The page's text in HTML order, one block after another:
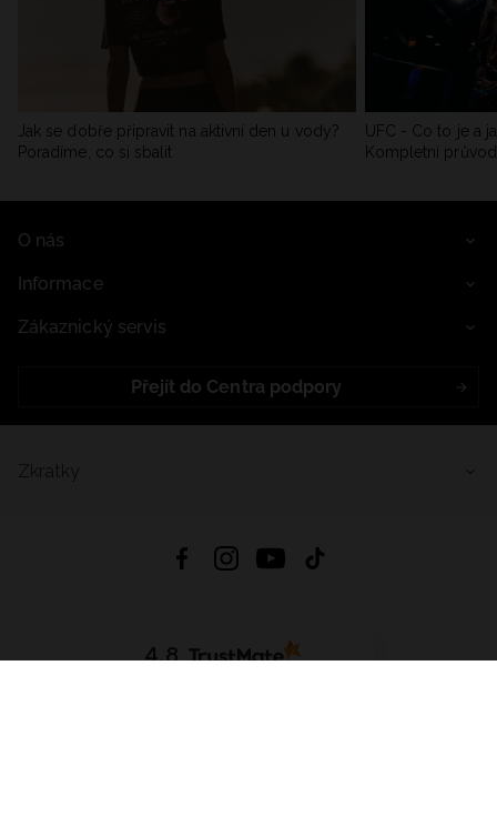
Jak se dobře připravit na aktivní den u vody?
Poradíme, co si sbalit
UFC - Co to je a
Kompletní
O nás
Informace
Zákaznický servis
Přejít do Centra podpory
4.8